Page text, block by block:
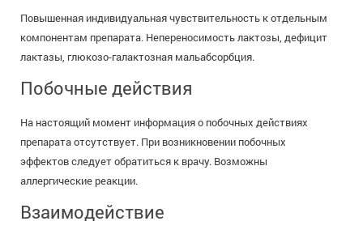
Повышенная индивидуальная чувствительность к отдельным
компонентам препарата. Непереносимость лактозы, дефицит
лактазы, глюкозо-галактозная мальабсорбция.
Побочные действия
На настоящий момент информация о побочных действиях
препарата отсутствует. При возникновении побочных
эффектов следует обратиться к врачу. Возможны
аллергические реакции.
Взаимодействие